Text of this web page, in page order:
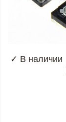
✓ В наличии